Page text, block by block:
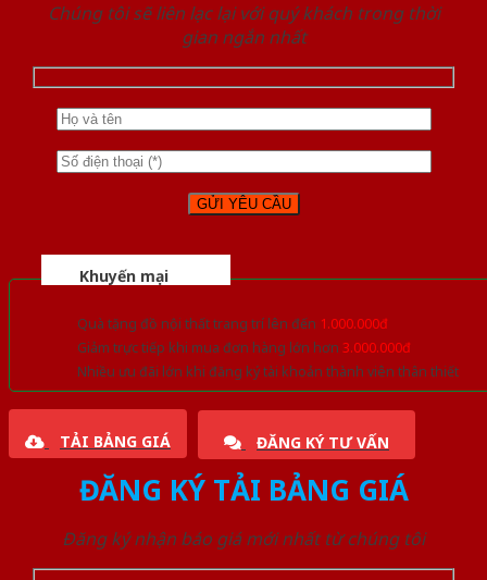
Chúng tôi sẽ liên lạc lại với quý khách trong thời
gian ngắn nhất
Khuyến mại
Quà tặng đồ nội thất trang trí lên đến 1.000.000đ
Giảm trực tiếp khi mua đơn hàng lớn hơn 3.000.000đ
Nhiều ưu đãi lớn khi đăng ký tài khoản thành viên thân thiết
TẢI BẢNG GIÁ ĐĂNG KÝ TƯ VẤN
ĐĂNG KÝ TẢI BẢNG GIÁ
Đăng ký nhận báo giá mới nhất từ chúng tôi